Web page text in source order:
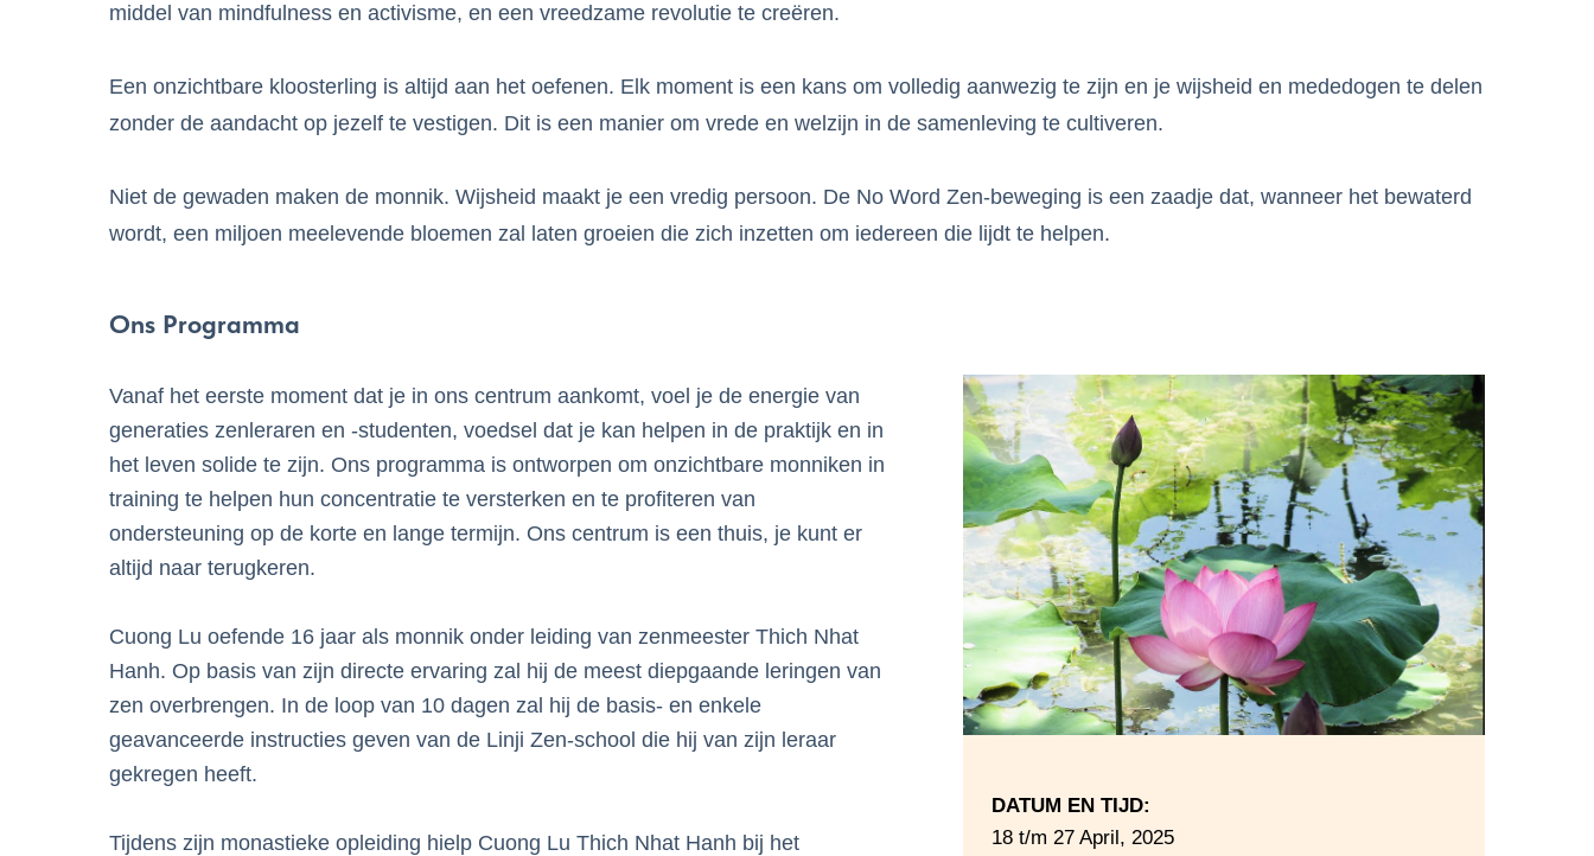
middel van mindfulness en activisme, en een vreedzame revolutie te creëren.
Een onzichtbare kloosterling is altijd aan het oefenen. Elk moment is een kans om volledig aanwezig te zijn en je wijsheid en mededogen te delen
zonder de aandacht op jezelf te vestigen. Dit is een manier om vrede en welzijn in de samenleving te cultiveren.
Niet de gewaden maken de monnik. Wijsheid maakt je een vredig persoon. De No Word Zen-beweging is een zaadje dat, wanneer het bewaterd
wordt, een miljoen meelevende bloemen zal laten groeien die zich inzetten om iedereen die lijdt te helpen.
DATUM EN TIJD:
18 t/m 27 April, 2025
Ons Programma
Vanaf het eerste moment dat je in ons centrum aankomt, voel je de energie van
generaties zenleraren en ‑studenten, voedsel dat je kan helpen in de praktijk en in
het leven solide te zijn. Ons programma is ontworpen om onzichtbare monniken in
training te helpen hun concentratie te versterken en te profiteren van
ondersteuning op de korte en lange termijn. Ons centrum is een thuis, je kunt er
altijd naar terugkeren.
Cuong Lu oefende 16 jaar als monnik onder leiding van zenmeester Thich Nhat
Hanh. Op basis van zijn directe ervaring zal hij de meest diepgaande leringen van
zen overbrengen. In de loop van 10 dagen zal hij de basis‑ en enkele
geavanceerde instructies geven van de Linji Zen-school die hij van zijn leraar
gekregen heeft.
Tijdens zijn monastieke opleiding hielp Cuong Lu Thich Nhat Hanh bij het